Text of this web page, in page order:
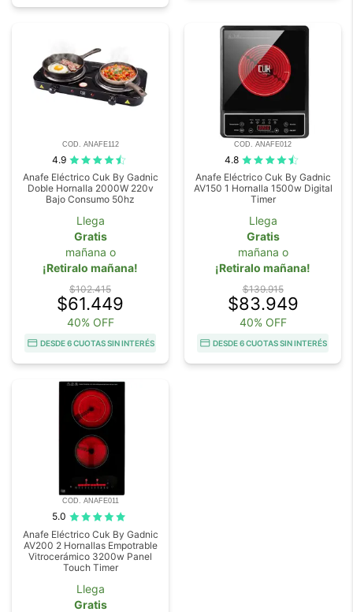
COD. ANAFE112
4.9
Anafe Eléctrico Cuk By Gadnic
Doble Hornalla 2000W 220v
Bajo Consumo 50hz
Llega
Gratis
mañana o
¡Retiralo mañana!
$102.415
$61.449
40% OFF
DESDE 6 CUOTAS SIN INTERÉS
COD. ANAFE012
4.8
Anafe Eléctrico Cuk By Gadnic
AV150 1 Hornalla 1500w Digital
Timer
Llega
Gratis
mañana o
¡Retiralo mañana!
$139.915
$83.949
40% OFF
DESDE 6 CUOTAS SIN INTERÉS
COD. ANAFE011
5.0
Anafe Eléctrico Cuk By Gadnic
AV200 2 Hornallas Empotrable
Vitrocerámico 3200w Panel
Touch Timer
Llega
Gratis